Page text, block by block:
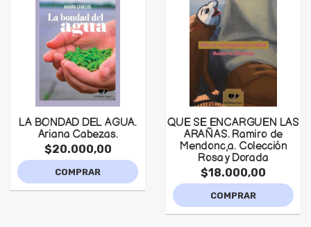
LA BONDAD DEL AGUA.
Ariana Cabezas.
$20.000,00
COMPRAR
QUE SE ENCARGUEN LAS
ARAÑAS. Ramiro de
Mendonc,a. Colección
Rosa y Dorada
$18.000,00
COMPRAR